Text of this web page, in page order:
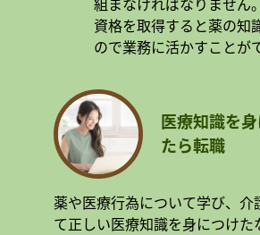
組まなければなりません
資格を取得すると薬の知
ので業務に活かすことが
医療知識を
たら転職
薬や医療行為について学び、介
て正しい医療知識を身につけた